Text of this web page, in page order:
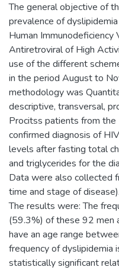
The general objective of
prevalence of
Human Immunodeficiency
Antiretroviral of High
use of the different
in the period August to
methodology was
descriptive, transversal,
Procitss patients from the
confirmed diagnosis of
levels after fasting total
and triglycerides for the
Data were also collected
time and stage of disease).
The results were: The
(59.3%) of these 92 men
have an age range
frequency of dyslipidemia
statistically significant